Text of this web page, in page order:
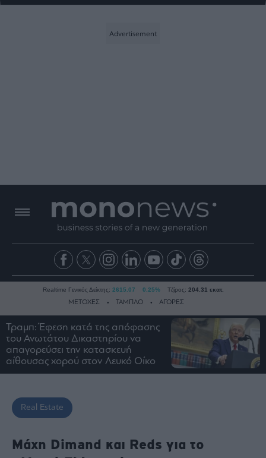
Ειδήσεις
Οικονομία
Τράπεζες
Ναυτιλία
Estate
Realtime Γενικός Δείκτης: 2615.07 0.25% Τζίρος: 204.31 εκατ.
ΜΕΤΟΧΕΣ ΤΑΜΠΛΟ ΑΓΟΡΕΣ
Τραμπ: Έφεση κατά της απόφασης
του Ανωτάτου Δικαστηρίου να
απαγορεύσει την κατασκευή
αίθουσας χορού στον Λευκό Οίκο
Real Estate
Μάχη Dimand και Reds για το